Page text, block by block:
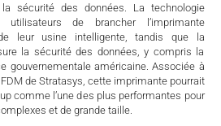
sécurité des données. La technologie
utilisateurs de brancher l’imprimante
leur usine intelligente, tandis que la
la sécurité des données, y compris la
gouvernementale américaine. Associée à
de Stratasys, cette imprimante pourrait
comme l’une des plus performantes pour
et de grande taille.